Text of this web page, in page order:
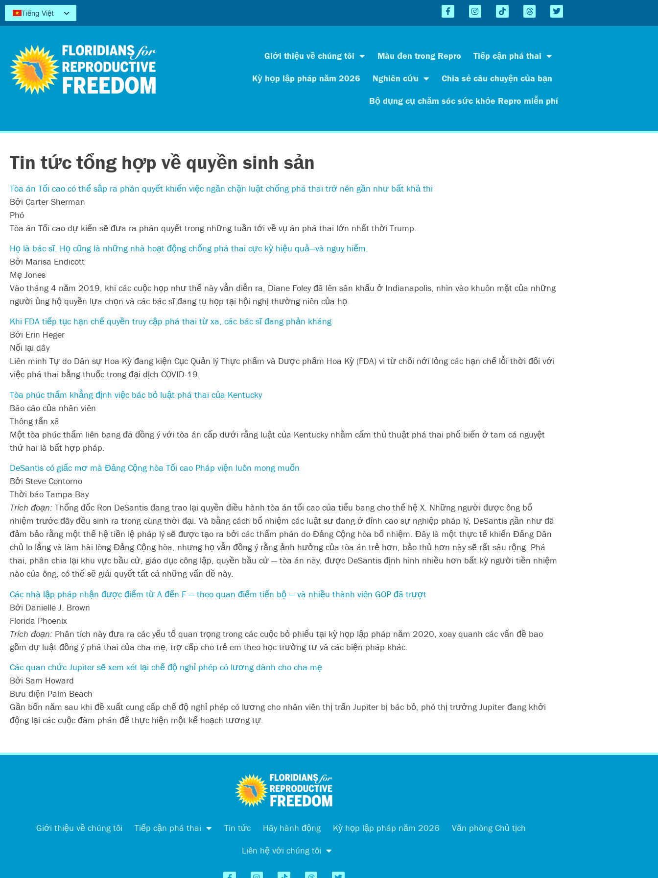
Tiếng Việt
English
Kreyòl
简体中文
العربية
اردو
Giới thiệu về chúng tôi Màu đen trong Repro
Tiếp cận phá thai
Kỳ họp lập pháp năm 2026
Nghiên cứu
Chia sẻ câu chuyện của bạn
Bộ dụng cụ chăm sóc sức khỏe Repro miễn phí
Tin tức tổng hợp về quyền sinh sản
Tòa án Tối cao có thể sắp ra phán quyết khiến việc ngăn chặn luật chống phá thai trở nên gần như bất khả thi
Bởi Carter Sherman
Phó
Tòa án Tối cao dự kiến sẽ đưa ra phán quyết trong những tuần tới về vụ án phá thai lớn nhất thời Trump.
Họ là bác sĩ. Họ cũng là những nhà hoạt động chống phá thai cực kỳ hiệu quả—và nguy hiểm.
Bởi Marisa Endicott
Mẹ Jones
Vào tháng 4 năm 2019, khi các cuộc họp như thế này vẫn diễn ra, Diane Foley đã lên sân khấu ở Indianapolis, nhìn vào khuôn mặt của những
người ủng hộ quyền lựa chọn và các bác sĩ đang tụ họp tại hội nghị thường niên của họ.
Khi FDA tiếp tục hạn chế quyền truy cập phá thai từ xa, các bác sĩ đang phản kháng
Bởi Erin Heger
Nối lại dây
Liên minh Tự do Dân sự Hoa Kỳ đang kiện Cục Quản lý Thực phẩm và Dược phẩm Hoa Kỳ (FDA) vì từ chối nới lỏng các hạn chế lỗi thời đối với
việc phá thai bằng thuốc trong đại dịch COVID-19.
Tòa phúc thẩm khẳng định việc bác bỏ luật phá thai của Kentucky
Báo cáo của nhân viên
Thông tấn xã
Một tòa phúc thẩm liên bang đã đồng ý với tòa án cấp dưới rằng luật của Kentucky nhằm cấm thủ thuật phá thai phổ biến ở tam cá nguyệt
thứ hai là bất hợp pháp.
DeSantis có giấc mơ mà Đảng Cộng hòa Tối cao Pháp viện luôn mong muốn
Bởi Steve Contorno
Thời báo Tampa Bay
Trích đoạn: Thống đốc Ron DeSantis đang trao lại quyền điều hành tòa án tối cao của tiểu bang cho thế hệ X. Những người được ông bổ
nhiệm trước đây đều sinh ra trong cùng thời đại. Và bằng cách bổ nhiệm các luật sư đang ở đỉnh cao sự nghiệp pháp lý, DeSantis gần như đã
đảm bảo rằng một thế hệ tiền lệ pháp lý sẽ được tạo ra bởi các thẩm phán do Đảng Cộng hòa bổ nhiệm. Đây là một thực tế khiến Đảng Dân
chủ lo lắng và làm hài lòng Đảng Cộng hòa, nhưng họ vẫn đồng ý rằng ảnh hưởng của tòa án trẻ hơn, bảo thủ hơn này sẽ rất sâu rộng. Phá
thai, phân chia lại khu vực bầu cử, giáo dục công lập, quyền bầu cử — tòa án này, được DeSantis định hình nhiều hơn bất kỳ người tiền nhiệm
nào của ông, có thể sẽ giải quyết tất cả những vấn đề này.
Các nhà lập pháp nhận được điểm từ A đến F — theo quan điểm tiến bộ — và nhiều thành viên GOP đã trượt
Bởi Danielle J. Brown
Florida Phoenix
Trích đoạn: Phân tích này đưa ra các yếu tố quan trọng trong các cuộc bỏ phiếu tại kỳ họp lập pháp năm 2020, xoay quanh các vấn đề bao
gồm dự luật đồng ý phá thai của cha mẹ, trợ cấp cho trẻ em theo học trường tư và các biện pháp khác.
Các quan chức Jupiter sẽ xem xét lại chế độ nghỉ phép có lương dành cho cha mẹ
Bởi Sam Howard
Bưu điện Palm Beach
Gần bốn năm sau khi đề xuất cung cấp chế độ nghỉ phép có lương cho nhân viên thị trấn Jupiter bị bác bỏ, phó thị trưởng Jupiter đang khởi
động lại các cuộc đàm phán để thực hiện một kế hoạch tương tự.
Giới thiệu về chúng tôi Tiếp cận phá thai Tin tức Hãy hành động Kỳ họp lập pháp năm 2026
Văn phòng Chủ tịch
Liên hệ với chúng tôi